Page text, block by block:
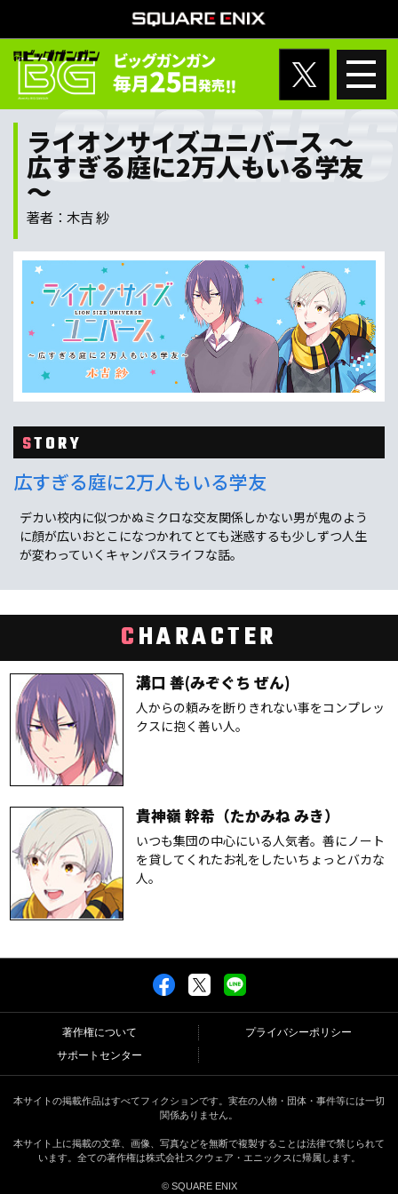
ライオンサイズユニバース ～
広すぎる庭に2万人もいる学友
～
著者：木吉 紗
STORY
広すぎる庭に2万人もいる学友
デカい校内に似つかぬミクロな交友関係しかない男が鬼のよう
に顔が広いおとこになつかれてとても迷惑するも少しずつ人生
が変わっていくキャンパスライフな話。
CHARACTER
溝口 善(みぞぐち ぜん)
人からの頼みを断りきれない事をコンプレッ
クスに抱く善い人。
貴神嶺 幹希（たかみね みき）
いつも集団の中心にいる人気者。善にノート
を貸してくれたお礼をしたいちょっとバカな
人。
著作権について
プライバシーポリシー
サポートセンター
本サイトの掲載作品はすべてフィクションです。実在の人物・団体・事件等には一切
関係ありません。
本サイト上に掲載の文章、画像、写真などを無断で複製することは法律で禁じられて
います。全ての著作権は株式会社スクウェア・エニックスに帰属します。
© SQUARE ENIX